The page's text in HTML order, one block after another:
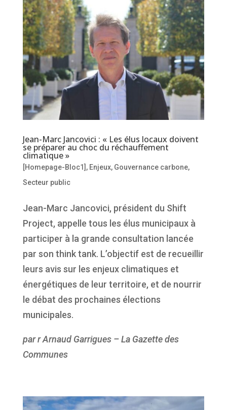
Jean-Marc Jancovici : « Les élus locaux doivent
se préparer au choc du réchauffement
climatique »
[Homepage-Bloc1] , Enjeux, Gouvernance carbone,
Secteur public
Jean-Marc Jancovici, président du Shift
Project, appelle tous les élus municipaux à
participer à la grande consultation lancée
par son think tank. L’objectif est de recueillir
leurs avis sur les enjeux climatiques et
énergétiques de leur territoire, et de nourrir
le débat des prochaines élections
municipales.
par r Arnaud Garrigues – La Gazette des
Communes